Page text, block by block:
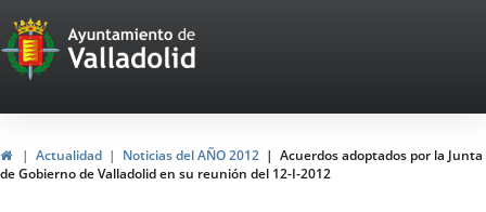
Portal
Web
del
Ayuntamiento
de
HomeActualidad Noticias del AÑO 2012
Acuerdos adoptados por la Junta
de Gobierno de Valladolid en su reunión del 12-I-2012